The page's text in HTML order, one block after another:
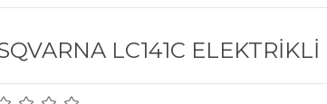
LC141C